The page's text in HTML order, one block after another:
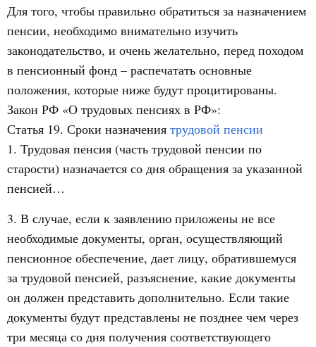
Для того, чтобы правильно обратиться за назначением
пенсии, необходимо внимательно изучить
законодательство, и очень желательно, перед походом
в пенсионный фонд – распечатать основные
положения, которые ниже будут процитированы.
Закон РФ «О трудовых пенсиях в РФ»:
Статья 19. Сроки назначения трудовой пенсии
1. Трудовая пенсия (часть трудовой пенсии по
старости) назначается со дня обращения за указанной
пенсией…
3. В случае, если к заявлению приложены не все
необходимые документы, орган, осуществляющий
пенсионное обеспечение, дает лицу, обратившемуся
за трудовой пенсией, разъяснение, какие документы
он должен представить дополнительно. Если такие
документы будут представлены не позднее чем через
три месяца со дня получения соответствующего